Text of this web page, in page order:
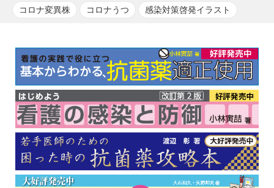
コロナ変異株 コロナうつ 感染対策啓発イラスト